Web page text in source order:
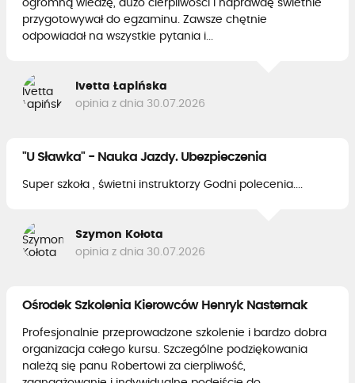
ogromną wiedzę, dużo cierpliwości i naprawdę świetnie
przygotowywał do egzaminu. Zawsze chętnie
odpowiadał na wszystkie pytania i...
Ivetta Łapińska
opinia z dnia 30.07.2026
"U Sławka" - Nauka Jazdy. Ubezpieczenia
Super szkoła , świetni instruktorzy Godni polecenia....
Szymon Kołota
opinia z dnia 30.07.2026
Ośrodek Szkolenia Kierowców Henryk Nasternak
Profesjonalnie przeprowadzone szkolenie i bardzo dobra
organizacja całego kursu. Szczególne podziękowania
należą się panu Robertowi za cierpliwość,